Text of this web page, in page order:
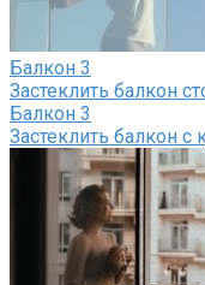
Балкон 3
Застеклить балкон
Балкон 3
Застеклить балкон